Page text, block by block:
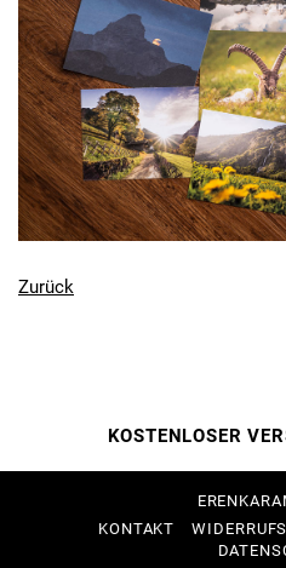
Zurück
KOSTENLOSER
KONTAKT